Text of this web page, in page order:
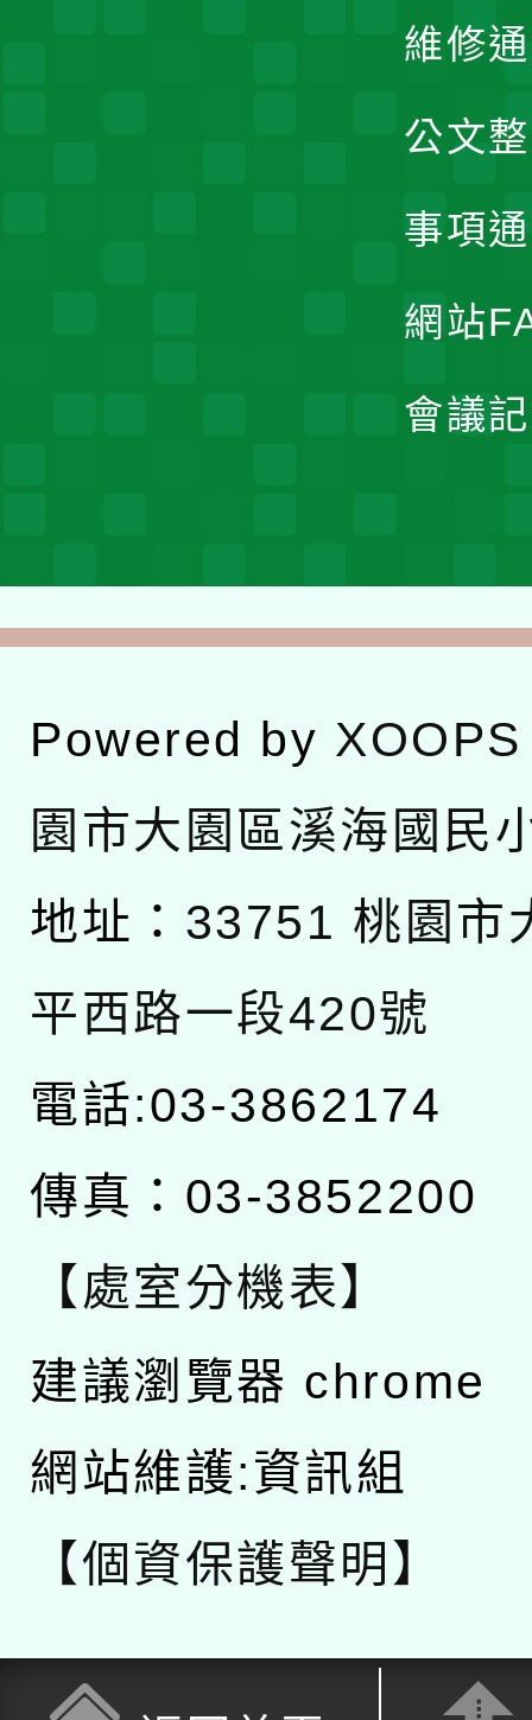
維修
公文
事項
網站
會議
Powered by XOOPS
園市大園區溪海國民
地址： 33751 桃園市
平西路一段420號
電話:03-3862174
傳真：03-3852200
【處室分機表】
建議瀏覽器 chrome
網站維護:資訊組
【個資保護聲明】